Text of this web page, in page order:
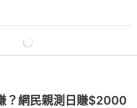
？網民親測日賺$2000